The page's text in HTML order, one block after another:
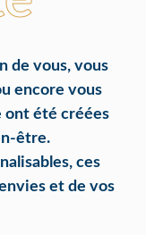
de vous, vous
encore vous
ont été créées
être.
ces
et de vos